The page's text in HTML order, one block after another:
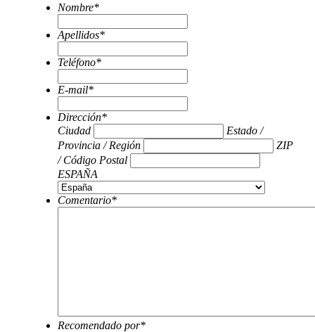
Nombre*
Apellidos*
Teléfono*
E-mail*
Dirección*
Ciudad
Estado /
Provincia / Región
ZIP
/ Código Postal
ESPAÑA
Comentario*
Recomendado por*